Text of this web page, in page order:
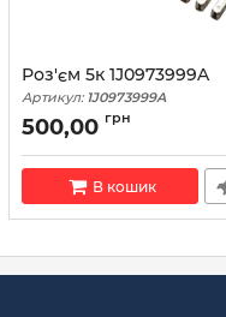
Роз'єм 5к 1J0973999A
Артикул: 1J0973999A
500,00 грн
В кошик